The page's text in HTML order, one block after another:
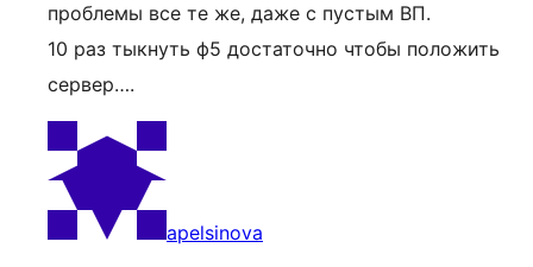
проблемы все те же, даже с пустым ВП.
10 раз тыкнуть ф5 достаточно чтобы положить
сервер….
apelsinova